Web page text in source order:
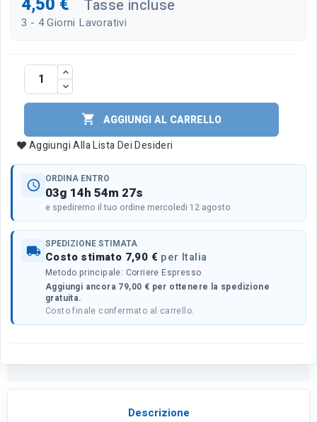
Tasse incluse
3 - 4 Giorni Lavorativi

AGGIUNGI AL CARRELLO
Aggiungi Alla Lista Dei Desideri
schedule ORDINA ENTRO
03g 14h 54m 27s
e spediremo il tuo ordine mercoledi 12 agosto
local_shipping SPEDIZIONE STIMATA
Costo stimato 7,90 € per Italia
Metodo principale: Corriere Espresso
Aggiungi ancora 79,00 € per ottenere la spedizione
gratuita.
Costo finale confermato al carrello.
Descrizione